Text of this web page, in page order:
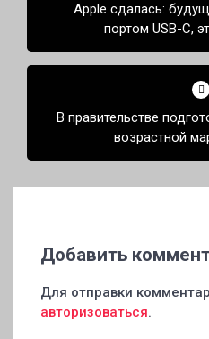
записямApple сдалась:
портом USB-C,
В правительстве
возрастной
Добавить
Для отправки
авторизоваться.